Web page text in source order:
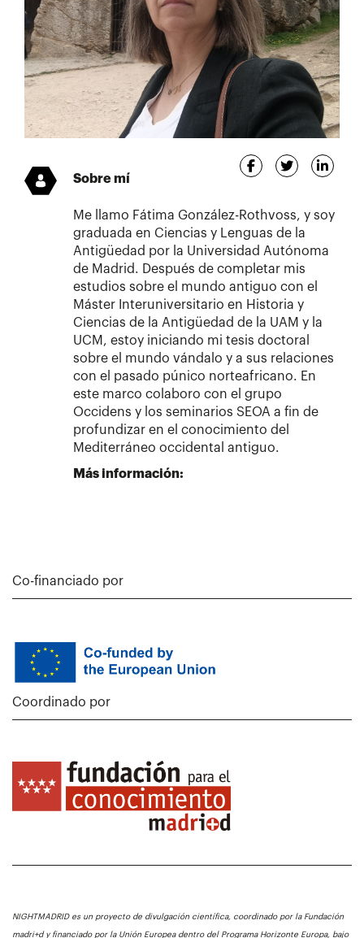
Sobre mí
Me llamo Fátima González-Rothvoss, y soy
graduada en Ciencias y Lenguas de la
Antigüedad por la Universidad Autónoma
de Madrid. Después de completar mis
estudios sobre el mundo antiguo con el
Máster Interuniversitario en Historia y
Ciencias de la Antigüedad de la UAM y la
UCM, estoy iniciando mi tesis doctoral
sobre el mundo vándalo y a sus relaciones
con el pasado púnico norteafricano. En
este marco colaboro con el grupo
Occidens y los seminarios SEOA a fin de
profundizar en el conocimiento del
Mediterráneo occidental antiguo.
Más información:
Co-financiado por
Coordinado por
NIGHTMADRID es un proyecto de divulgación científica, coordinado por la Fundación
madri+d y financiado por la Unión Europea dentro del Programa Horizonte Europa, bajo